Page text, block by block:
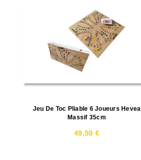
Jeu De Toc Pliable 6 Joueurs Hevea
Massif 35cm
49,50 €